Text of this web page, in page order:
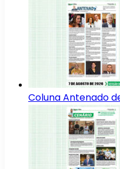
Coluna Antenado